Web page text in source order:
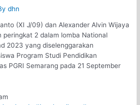
dhn
(XI J/09) dan Alexander Alvin Wijaya
peringkat 2 dalam lomba National
2023 yang diselenggarakan
Program Studi Pendidikan
PGRI Semarang pada 21 September